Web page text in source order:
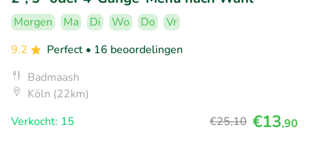
Morgen Ma Di Wo Do
Vr
9.2
Perfect • 16 beoordelingen
Badmaash
Köln (22km)
Verkocht: 15
€25,10 €13,90